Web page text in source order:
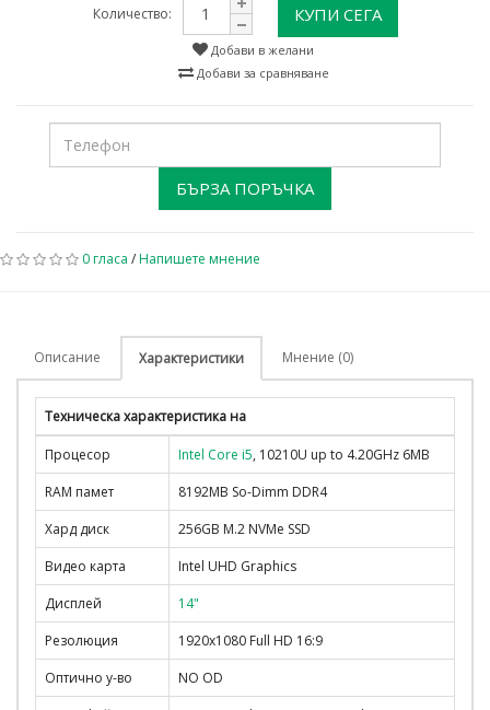
Количество: КУПИ СЕГА
Добави в желани
Добави за сравняване
БЪРЗА ПОРЪЧКА
0 гласа /Напишете мнение
Описание Характеристики Мнение (0)
Техническа характеристика на
Процесор Intel Core i5, 10210U up to 4.20GHz 6MB
RAM памет
8192MB So-Dimm DDR4
Хард диск
256GB M.2 NVMe SSD
Видео карта
Intel UHD Graphics
Дисплей
14"
Резолюция
1920x1080 Full HD 16:9
Оптично у-во
NO OD